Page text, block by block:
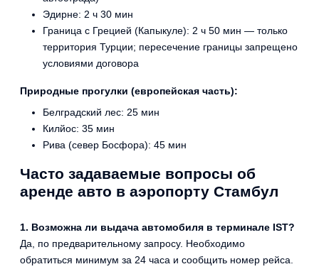
Эдирне: 2 ч 30 мин
Граница с Грецией (Капыкуле): 2 ч 50 мин — только
территория Турции; пересечение границы запрещено
условиями договора
Природные прогулки (европейская часть):
Белградский лес: 25 мин
Килйос: 35 мин
Рива (север Босфора): 45 мин
Часто задаваемые вопросы об
аренде авто в аэропорту Стамбул
1. Возможна ли выдача автомобиля в терминале IST?
Да, по предварительному запросу. Необходимо
обратиться минимум за 24 часа и сообщить номер рейса.